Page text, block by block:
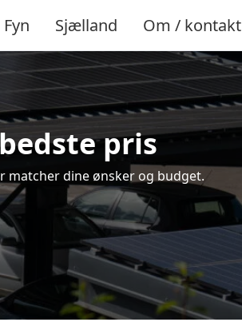
Fyn Sjælland Om / kontakt
pris
matcher dine ønsker og budget.